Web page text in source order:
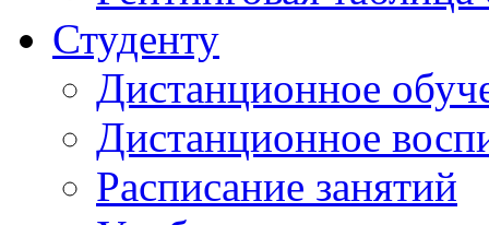
Студенту
Дистанционное
Дистанционное
Расписание занятий